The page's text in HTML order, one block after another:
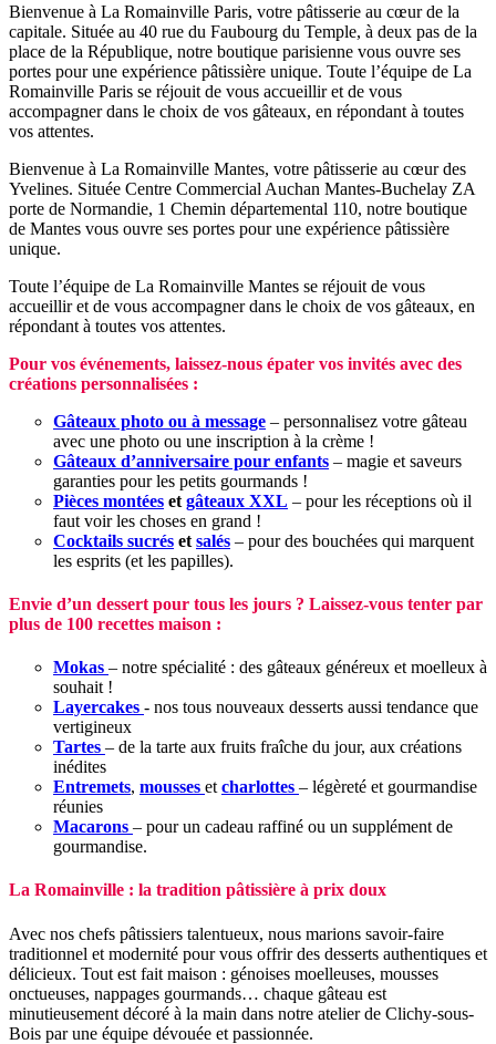
Bienvenue à La Romainville Paris, votre pâtisserie au cœur de la
capitale. Située au 40 rue du Faubourg du Temple, à deux pas de la
place de la République, notre boutique parisienne vous ouvre ses
portes pour une expérience pâtissière unique. Toute l’équipe de La
Romainville Paris se réjouit de vous accueillir et de vous
accompagner dans le choix de vos gâteaux, en répondant à toutes
vos attentes.
Bienvenue à La Romainville Mantes, votre pâtisserie au cœur des
Yvelines. Située Centre Commercial Auchan Mantes-Buchelay ZA
porte de Normandie, 1 Chemin départemental 110, notre boutique
de Mantes vous ouvre ses portes pour une expérience pâtissière
unique.
Toute l’équipe de La Romainville Mantes se réjouit de vous
accueillir et de vous accompagner dans le choix de vos gâteaux, en
répondant à toutes vos attentes.
Pour vos événements, laissez-nous épater vos invités avec des
créations personnalisées :
Gâteaux photo ou à message – personnalisez votre gâteau
avec une photo ou une inscription à la crème !
Gâteaux d’anniversaire pour enfants – magie et saveurs
garanties pour les petits gourmands !
Pièces montées et gâteaux XXL – pour les réceptions où il
faut voir les choses en grand !
Cocktails sucrés et salés – pour des bouchées qui marquent
les esprits (et les papilles).
Envie d’un dessert pour tous les jours ? Laissez-vous tenter par
plus de 100 recettes maison :
Mokas – notre spécialité : des gâteaux généreux et moelleux à
souhait !
Layercakes - nos tous nouveaux desserts aussi tendance que
vertigineux
Tartes – de la tarte aux fruits fraîche du jour, aux créations
inédites
Entremets, mousses et charlottes – légèreté et gourmandise
réunies
Macarons – pour un cadeau raffiné ou un supplément de
gourmandise.
La Romainville : la tradition pâtissière à prix doux
Avec nos chefs pâtissiers talentueux, nous marions savoir-faire
traditionnel et modernité pour vous offrir des desserts authentiques et
délicieux. Tout est fait maison : génoises moelleuses, mousses
onctueuses, nappages gourmands… chaque gâteau est
minutieusement décoré à la main dans notre atelier de Clichy-sous-
Bois par une équipe dévouée et passionnée.